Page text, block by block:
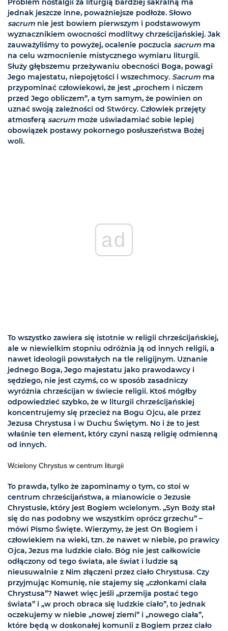
Problem nostalgii za liturgią bardziej sakralną ma
jednak jeszcze inne, poważniejsze podłoże. Słowo
sacrum nie jest bowiem pierwszym i podstawowym
wyznacznikiem owocności modlitwy chrześcijańskiej. Jak
zauważyliśmy to powyżej, ocalenie poczucia sacrum ma
na celu wzmocnienie mistycznego wymiaru liturgii.
Służy głębszemu przeżywaniu obecności Boga, powagi
Jego majestatu, niepojętości i wszechmocy. Sacrum ma
przypominać człowiekowi, że jest „prochem i niczem
przed Jego obliczem”, a tym samym, że powinien on
uznać swoją zależności od Stwórcy. Człowiek przejęty
atmosferą sacrum może uświadamiać sobie lepiej
obowiązek postawy pokornego posłuszeństwa Bożej
woli.
ad
To wszystko zawiera się istotnie w religii chrześcijańskiej,
ale w niewielkim stopniu odróżnia ją od innych religii, a
nawet ideologii powstałych na tle religijnym. Uznanie
jednego Boga, Jego majestatu jako prawodawcy i
sędziego, nie jest czymś, co w sposób zasadniczy
wyróżnia chrześcijan w świecie religii. Ktoś mógłby
odpowiedzieć szybko, że w liturgii chrześcijańskiej
koncentrujemy się przecież na Bogu Ojcu, ale przez
Jezusa Chrystusa i w Duchu Świętym. No i że to jest
właśnie ten element, który czyni naszą religię odmienną
od innych.
Wcielony Chrystus w centrum liturgii
To prawda, tylko że zapominamy o tym, co stoi w
centrum chrześcijaństwa, a mianowicie o Jezusie
Chrystusie, który jest Bogiem wcielonym. „Syn Boży stał
się do nas podobny we wszystkim oprócz grzechu” –
mówi Pismo Święte. Wierzymy, że jest On Bogiem i
człowiekiem na wieki, tzn. że nawet w niebie, po prawicy
Ojca, Jezus ma ludzkie ciało. Bóg nie jest całkowicie
odłączony od tego świata, ale świat i ludzie są
nieusuwalnie z Nim złączeni przez ciało Chrystusa. Czy
przyjmując Komunię, nie stajemy się „członkami ciała
Chrystusa”? Nawet więc jeśli „przemija postać tego
świata” i „w proch obraca się ludzkie ciało”, to jednak
oczekujemy w niebie „nowej ziemi” i „nowego ciała”,
które będą w doskonałej komunii z Bogiem przez ciało